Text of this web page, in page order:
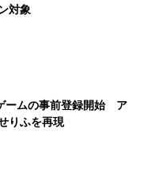
対象
ームの事前登録開始 ア
りふを再現